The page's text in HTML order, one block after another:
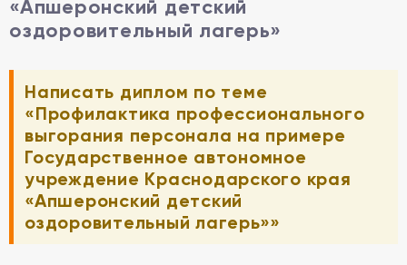
«Апшеронский детский
оздоровительный лагерь»
Написать диплом по теме
«Профилактика профессионального
выгорания персонала на примере
Государственное автономное
учреждение Краснодарского края
«Апшеронский детский
оздоровительный лагерь»»